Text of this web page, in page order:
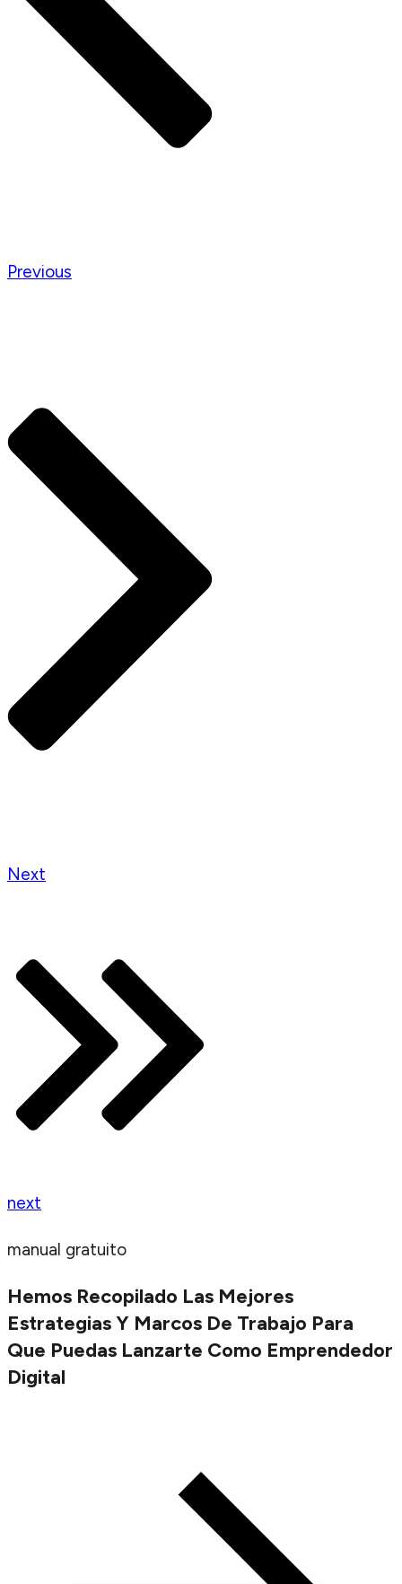
Previous
Next
next
manual gratuito
Hemos Recopilado Las Mejores
Estrategias Y Marcos De Trabajo Para
Que Puedas Lanzarte Como Emprendedor
Digital